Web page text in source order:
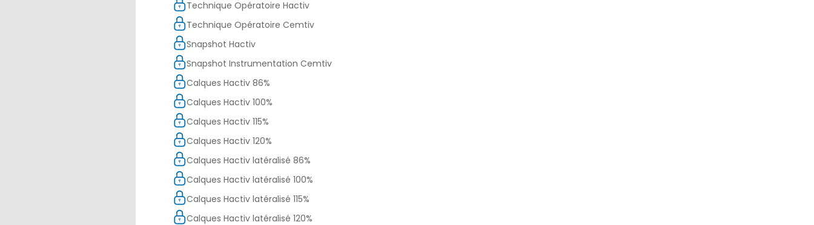
Technique Opératoire Hactiv
Technique Opératoire Cemtiv
Snapshot Hactiv
Snapshot Instrumentation Cemtiv
Calques Hactiv 86%
Calques Hactiv 100%
Calques Hactiv 115%
Calques Hactiv 120%
Calques Hactiv latéralisé 86%
Calques Hactiv latéralisé 100%
Calques Hactiv latéralisé 115%
Calques Hactiv latéralisé 120%